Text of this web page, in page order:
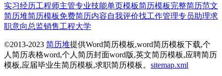
实习经历工程师主管专业技能单页模板简历模板完整简历范文
简历堆简历模板免费简历内容自我评价找工作管理专员助理求
职意向总监销售工程大学
©2013-2023 简历堆提供Word简历模板,word简历模板下载,个
人简历表格word,个人简历封面word版,英文简历模板,应聘简历
模板,应届毕业生简历模板,求职简历模板。 sitemap.xml